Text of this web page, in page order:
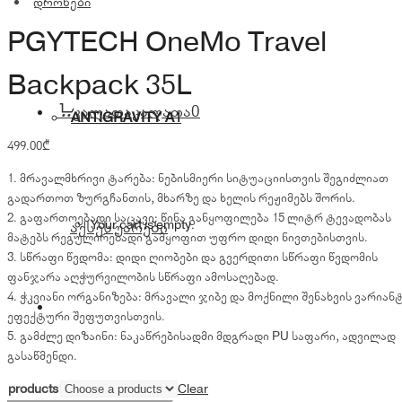
კალათაკალათა0
Your cart is empty.
ANTIGRAVITY A1
აქსესუარები
PGYTECH OneMo Travel
Backpack 35L
499.00₾
1. მრავალმხრივი ტარება: ნებისმიერი სიტუაციისთვის შეგიძლიათ
გადართოთ ზურგჩანთის, მხარზე და ხელის რეჟიმებს შორის.
2. გაფართოებადი საცავი: წინა განყოფილება 15 ლიტრ ტევადობას
მატებს რეგულირებადი გამყოფით უფრო დიდი ნივთებისთვის.
3. სწრაფი წვდომა: დიდი ღიობები და გვერდითი სწრაფი წვდომის
ფანჯარა აღჭურვილობის სწრაფი ამოსაღებად.
4. ჭკვიანი ორგანიზება: მრავალი ჯიბე და მოქნილი შენახვის
ეფექტური შეფუთვისთვის.
5. გამძლე დიზაინი: ნაკაწრებისადმი მდგრადი PU საფარი, ადვილად
გასაწმენდი.
products
Clear